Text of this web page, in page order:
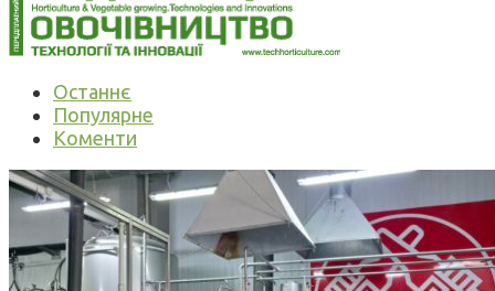
Останнє
Популярне
Коменти